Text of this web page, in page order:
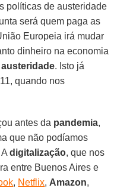
políticas de austeridade
será quem paga as
Europeia irá mudar
dinheiro na economia
. Isto já
quando nos
antes da pandemia,
que não podíamos
Adigitalização, que nos
entre Buenos Aires e
, Netflix, Amazon,